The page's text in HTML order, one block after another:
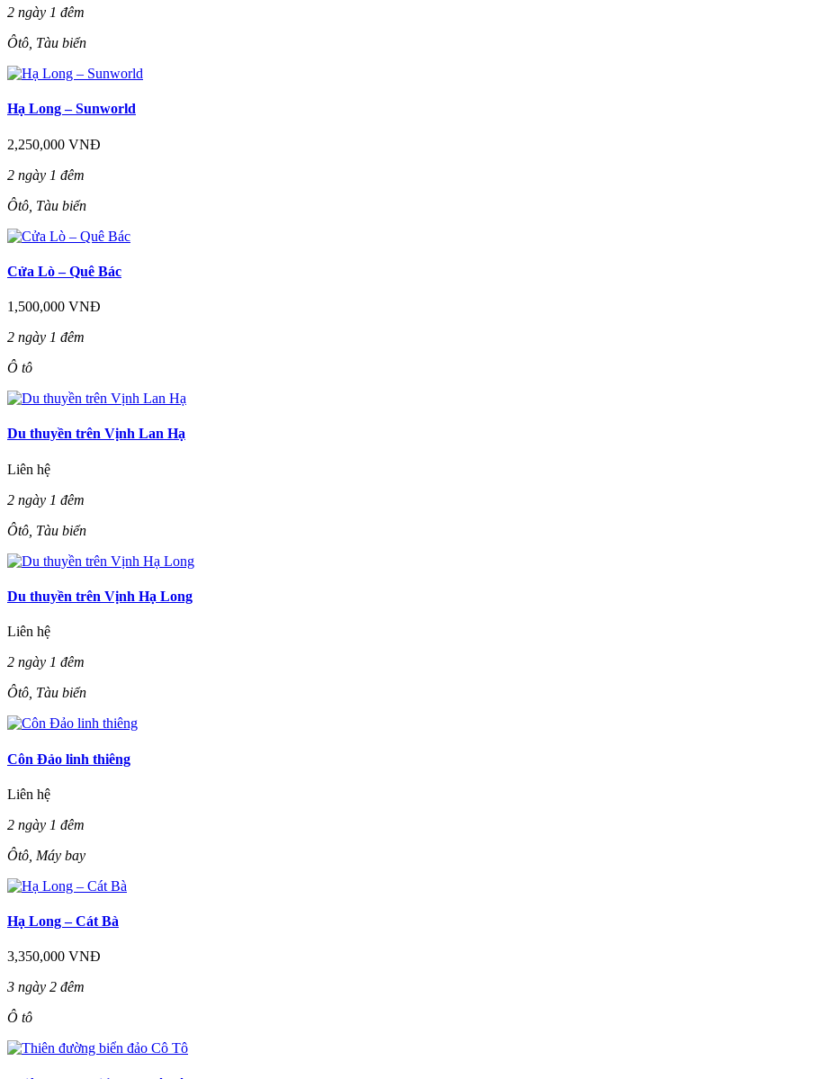
2 ngày 1 đêm
Ôtô, Tàu biển
Hạ Long – Sunworld
2,250,000 VNĐ
2 ngày 1 đêm
Ôtô, Tàu biển
Cửa Lò – Quê Bác
1,500,000 VNĐ
2 ngày 1 đêm
Ô tô
Du thuyền trên Vịnh Lan Hạ
Liên hệ
2 ngày 1 đêm
Ôtô, Tàu biển
Du thuyền trên Vịnh Hạ Long
Liên hệ
2 ngày 1 đêm
Ôtô, Tàu biển
Côn Đảo linh thiêng
Liên hệ
2 ngày 1 đêm
Ôtô, Máy bay
Hạ Long – Cát Bà
3,350,000 VNĐ
3 ngày 2 đêm
Ô tô